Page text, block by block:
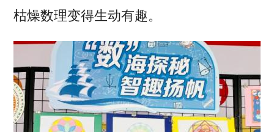
枯燥数理变得生动有趣。